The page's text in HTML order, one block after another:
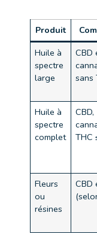
Produit
Huile à
spectre
large
CBD
sans
Huile à
spectre
complet
CBD,
THC
Fleurs
ou
résines
CBD